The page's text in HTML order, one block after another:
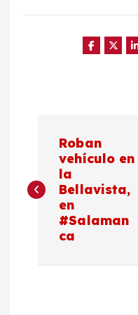
v
Roban
vehículo en
la
Bellavista,
en
#Salaman
ca